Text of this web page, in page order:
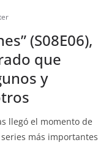
(S08E06),
que
y
llegó el momento de
más importantes